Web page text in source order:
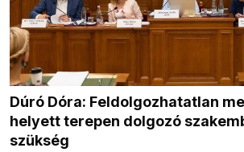
Dúró Dóra: Feldolgozhatatlan
helyett terepen dolgozó
szükség